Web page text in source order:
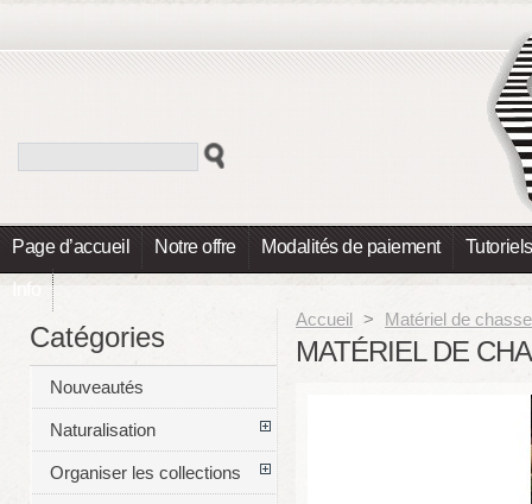
Page d’accueil Notre offre Modalités de paiement Tutoriels
Info
Accueil > Matériel de chasse
MATÉRIEL DE
Catégories
Nouveautés
Naturalisation
Organiser les collections